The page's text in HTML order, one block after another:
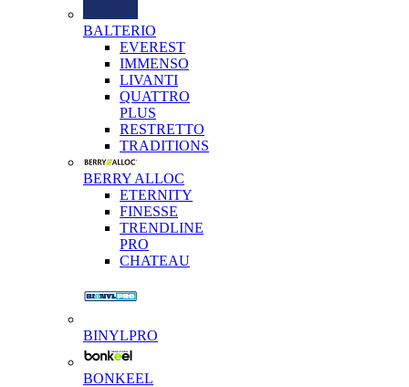
BALTERIO
EVEREST
IMMENSO
LIVANTI
QUATTRO
PLUS
RESTRETTO
TRADITIONS
BERRY ALLOC
ETERNITY
FINESSE
TRENDLINE
PRO
CHATEAU
BINYLPRO
BONKEEL